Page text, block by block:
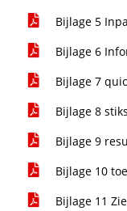
Bijlage 5
Bijlage 6
Bijlage 7
Bijlage 8
Bijlage 9
Bijlage 10
Bijlage 11